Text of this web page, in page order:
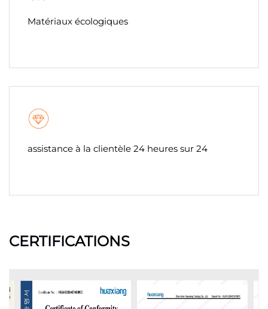
Matériaux écologiques
assistance à la clientèle 24 heures sur 24
CERTIFICATIONS